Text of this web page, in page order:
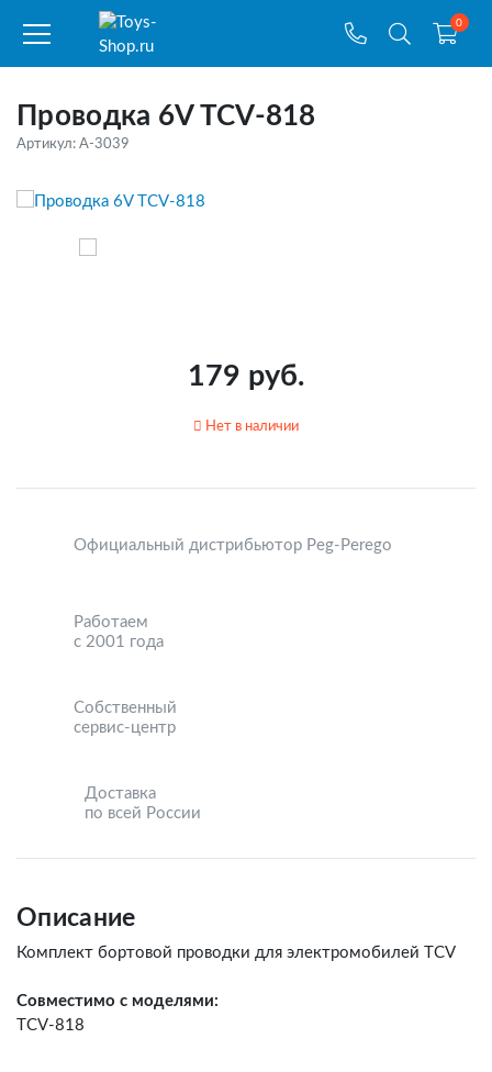
0
Проводка 6V TCV-818
Артикул: A-3039
179 руб.
Нет в наличии
Официальный дистрибьютор Peg-Perego
Работаем
с 2001 года
Собственный
сервис-центр
Доставка
по всей России
Описание
Комплект бортовой проводки для электромобилей TCV
Совместимо с моделями:
TCV-818